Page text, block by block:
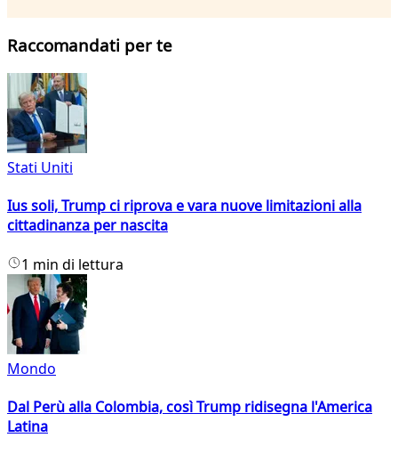
Raccomandati per te
Stati Uniti
Ius soli, Trump ci riprova e vara nuove limitazioni alla
cittadinanza per nascita
1 min di lettura
Mondo
Dal Perù alla Colombia, così Trump ridisegna l'America
Latina